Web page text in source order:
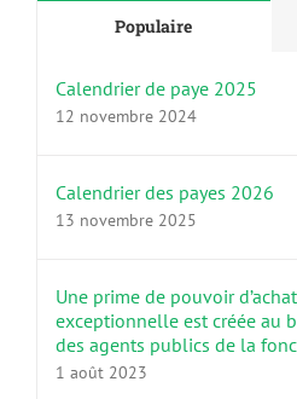
Populaire
Calendrier de paye 2025
12 novembre 2024
Calendrier des payes 2026
13 novembre 2025
Une prime de pouvoir
exceptionnelle est créée au
des agents publics de la
1 août 2023